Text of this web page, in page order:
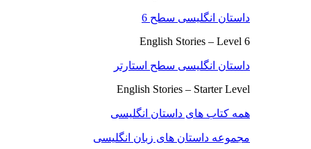
داستان انگلیسی سطح 6
English Stories – Level 6
داستان انگلیسی سطح استارتر
English Stories – Starter Level
همه کتاب های داستان انگلیسی
مجموعه داستان های زبان انگلیسی